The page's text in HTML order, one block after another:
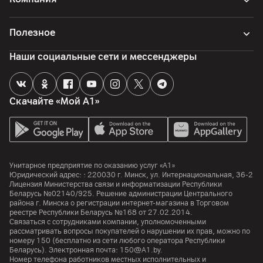
Разрешение видео
Особенности
Память
Объем встроенной памяти
Объем оперативной памяти
Процессор
Процессор
Qualcomm Snapdragon 8 Elite
Количество ядер
8
Полезное
Скачайте «Мой А1»
Наши социальные сети и мессенджеры
Унитарное предприятие по оказанию услуг «А1»
Юридический адрес: : 220030 г. Минск, ул. Интернациональная, 36-2
Лицензия Министерства связи и информатизации Республики
Беларусь №02140/925. Решение администрации Центрального
района г. Минска о регистрации интернет-магазина в Торговом
реестре Республики Беларусь №168 от 27.02.2014.
Связаться с сотрудниками компании, уполномоченными
рассматривать вопросы покупателей о нарушении их прав, можно по
номеру 150 (бесплатно из сети любого оператора Республики
Беларусь). Электронная почта: 150@A1.by.
Номер телефона работников местных исполнительных и